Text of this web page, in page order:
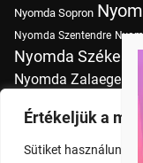
Értékeljük a
Sütiket használunk a
Nyomda Sopron
Nyomda Szentendre
Nyomda
Nyomda
Pólónyomtatás
Tudásbázis